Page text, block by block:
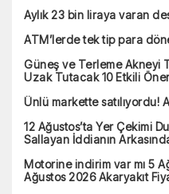
Aylık 23 bin liraya varan
ATM’lerde tek tip para
Güneş ve Terleme Akneyi
Uzak Tutacak 10 Etkili
Ünlü markette satılıyordu!
12 Ağustos’ta Yer Çekimi
Sallayan İddianın
Motorine indirim var mı 5
Ağustos 2026 Akaryakıt